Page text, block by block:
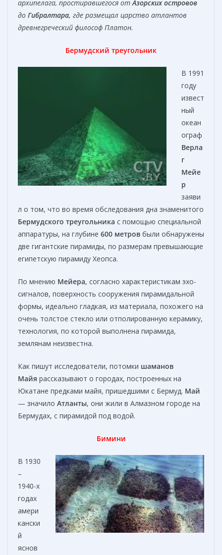
архипелага, простиравшегося отАзорских островов
до Гибралтара, где размещал царство атлантов
древнегреческий философ Платон.
Бермудский треугольник
В 1991
году
извест
ный
океан
ограф
Верла
г
Мейе
р
заяви
л о том, что во время обследования дна знаменитого
Бермудского треугольника с помощью специальной
аппаратуры, на глубине 600 метров были обнаружены
две гигантские пирамиды, по размерам превышающие
египетскую пирамиду Хеопса.
По мнению Мейера, согласно характеристикам эхо-
сигналов, поверхность сооружения пирамидальной
формы, идеально гладкая, из материала, похожего на
очень толстое стекло или отполированную керамику,
технология, по которой выполнена пирамида,
землянам неизвестна.
Как пишут исследователи, потомки шаманов
Майя рассказывают о городах, построенных на
Юкатане предками майя, пришедшими с Бермуд. Май
— значило Атланты, они жили в Алмазном городе на
Бермудах, с пирамидой под водой.
Бимини
В 1930
–
1940-х
годах
амери
кански
й
яснов